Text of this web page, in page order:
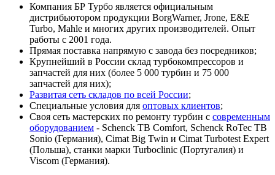
Компания БР Турбо является официальным
дистрибьютором продукции BorgWarner, Jrone, E&E
Turbo, Mahle и многих других производителей. Опыт
работы с 2001 года.
Прямая поставка напрямую с завода без посредников;
Крупнейший в России склад турбокомпрессоров и
запчастей для них (более 5 000 турбин и 75 000
запчастей для них);
Развитая сеть складов по всей России;
Специальные условия для оптовых клиентов;
Своя сеть мастерских по ремонту турбин с современным
оборудованием - Schenck TB Comfort, Schenck RoTec TB
Sonio (Германия), Cimat Big Twin и Cimat Turbotest Expert
(Польша), станки марки Turboclinic (Португалия) и
Viscom (Германия).